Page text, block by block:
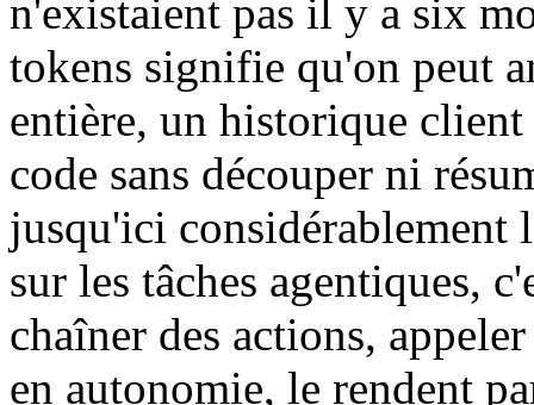
n'existaient pas il y a six
tokens signifie qu'on peut
entière, un historique
code sans découper ni
jusqu'ici considérablement
sur les tâches agentiques,
chaîner des actions,
en autonomie, le rendent